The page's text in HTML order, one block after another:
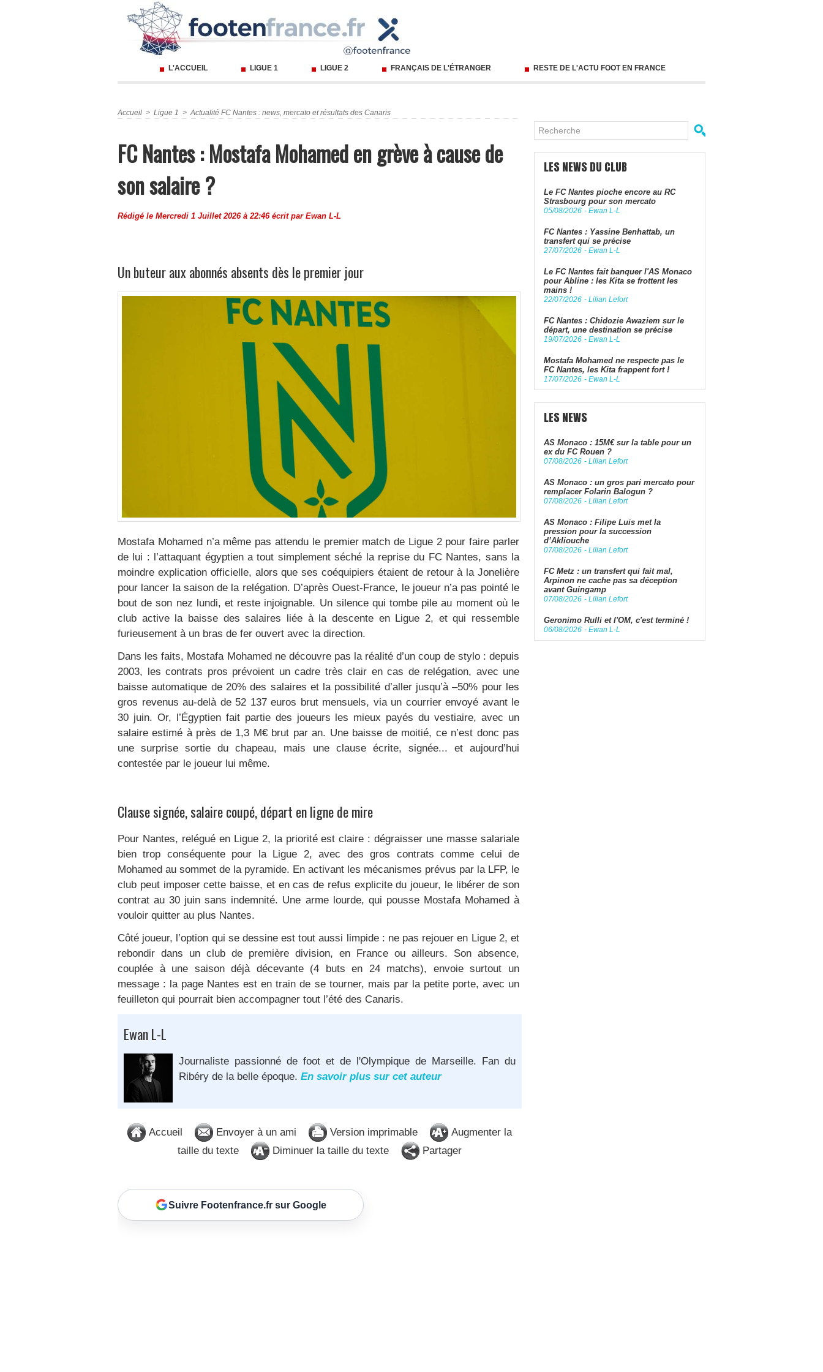
L'ACCUEIL LIGUE 1 LIGUE 2 FRANÇAIS DE L'ÉTRANGER RESTE DE L'ACTU FOOT EN FRANCE
Accueil > Ligue 1 > Actualité FC Nantes : news, mercato et résultats des Canaris
FC Nantes : Mostafa Mohamed en grève à cause de
son salaire ?
Rédigé le Mercredi 1 Juillet 2026 à 22:46 écrit par Ewan L-L
Un buteur aux abonnés absents dès le premier jour
Mostafa Mohamed n’a même pas attendu le premier match de Ligue 2 pour faire parler
de lui : l’attaquant égyptien a tout simplement séché la reprise du FC Nantes, sans la
moindre explication officielle, alors que ses coéquipiers étaient de retour à la Jonelière
pour lancer la saison de la relégation. D’après Ouest-France, le joueur n’a pas pointé le
bout de son nez lundi, et reste injoignable. Un silence qui tombe pile au moment où le
club active la baisse des salaires liée à la descente en Ligue 2, et qui ressemble
furieusement à un bras de fer ouvert avec la direction.
Dans les faits, Mostafa Mohamed ne découvre pas la réalité d’un coup de stylo : depuis
2003, les contrats pros prévoient un cadre très clair en cas de relégation, avec une
baisse automatique de 20% des salaires et la possibilité d’aller jusqu’à –50% pour les
gros revenus au-delà de 52 137 euros brut mensuels, via un courrier envoyé avant le
30 juin. Or, l’Égyptien fait partie des joueurs les mieux payés du vestiaire, avec un
salaire estimé à près de 1,3 M€ brut par an. Une baisse de moitié, ce n’est donc pas
une surprise sortie du chapeau, mais une clause écrite, signée... et aujourd’hui
contestée par le joueur lui même.
Clause signée, salaire coupé, départ en ligne de mire
Pour Nantes, relégué en Ligue 2, la priorité est claire : dégraisser une masse salariale
bien trop conséquente pour la Ligue 2, avec des gros contrats comme celui de
Mohamed au sommet de la pyramide. En activant les mécanismes prévus par la LFP, le
club peut imposer cette baisse, et en cas de refus explicite du joueur, le libérer de son
contrat au 30 juin sans indemnité. Une arme lourde, qui pousse Mostafa Mohamed à
vouloir quitter au plus Nantes.
Côté joueur, l’option qui se dessine est tout aussi limpide : ne pas rejouer en Ligue 2, et
rebondir dans un club de première division, en France ou ailleurs. Son absence,
couplée à une saison déjà décevante (4 buts en 24 matchs), envoie surtout un
message : la page Nantes est en train de se tourner, mais par la petite porte, avec un
feuilleton qui pourrait bien accompagner tout l’été des Canaris.
Ewan L-L
Journaliste passionné de foot et de l'Olympique de Marseille. Fan du
Ribéry de la belle époque. En savoir plus sur cet auteur
Accueil Envoyer à un ami Version imprimable
Augmenter la
taille du texte
Diminuer la taille du texte Partager
Suivre Footenfrance.fr sur Google
LES NEWS DU CLUB
Le FC Nantes pioche encore au RC
Strasbourg pour son mercato
05/08/2026 - Ewan L-L
FC Nantes : Yassine Benhattab, un
transfert qui se précise
27/07/2026 - Ewan L-L
Le FC Nantes fait banquer l'AS Monaco
pour Abline : les Kita se frottent les
mains !
22/07/2026 - Lilian Lefort
FC Nantes : Chidozie Awaziem sur le
départ, une destination se précise
19/07/2026 - Ewan L-L
Mostafa Mohamed ne respecte pas le
FC Nantes, les Kita frappent fort !
17/07/2026 - Ewan L-L
LES NEWS
AS Monaco : 15M€ sur la table pour un
ex du FC Rouen ?
07/08/2026 - Lilian Lefort
AS Monaco : un gros pari mercato pour
remplacer Folarin Balogun ?
07/08/2026 - Lilian Lefort
AS Monaco : Filipe Luis met la
pression pour la succession
d’Akliouche
07/08/2026 - Lilian Lefort
FC Metz : un transfert qui fait mal,
Arpinon ne cache pas sa déception
avant Guingamp
07/08/2026 - Lilian Lefort
Geronimo Rulli et l'OM, c'est terminé !
06/08/2026 - Ewan L-L